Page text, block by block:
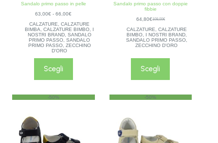
Sandalo primo passo in pelle
63,00€ - 66,00€
CALZATURE
,CALZATURE
BIMBA
,CALZATURE BIMBO
I
NOSTRI BRAND, SANDALO
PRIMO PASSO ,SANDALO
PRIMO PASSO, ZECCHINO
D'ORO
Scegli
Sandalo primo passo con doppie
fibbie
108,00€
64,80€
CALZATURE
CALZATURE
BIMBO, I NOSTRI BRAND,
SANDALO PRIMO PASSO,
ZECCHINO D'ORO
Scegli
-50% -50%